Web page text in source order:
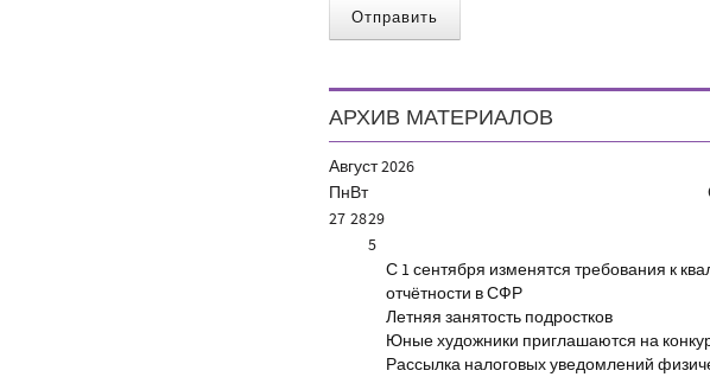
Отправить
АРХИВ МАТЕРИАЛОВ
Август2026
ПнВт
27 2829
5
С 1 сентября изменятся требования к
отчётности в СФР
Летняя занятость подростков
Юные художники приглашаются на
Рассылка налоговых уведомлений